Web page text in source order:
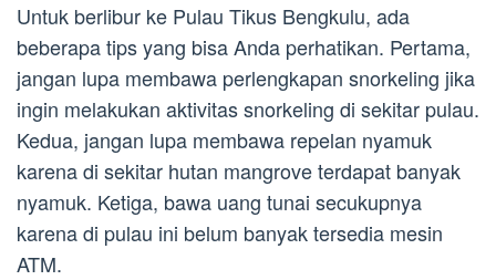
Untuk berlibur ke Pulau Tikus Bengkulu, ada
beberapa tips yang bisa Anda perhatikan. Pertama,
jangan lupa membawa perlengkapan snorkeling jika
ingin melakukan aktivitas snorkeling di sekitar pulau.
Kedua, jangan lupa membawa repelan nyamuk
karena di sekitar hutan mangrove terdapat banyak
nyamuk. Ketiga, bawa uang tunai secukupnya
karena di pulau ini belum banyak tersedia mesin
ATM.